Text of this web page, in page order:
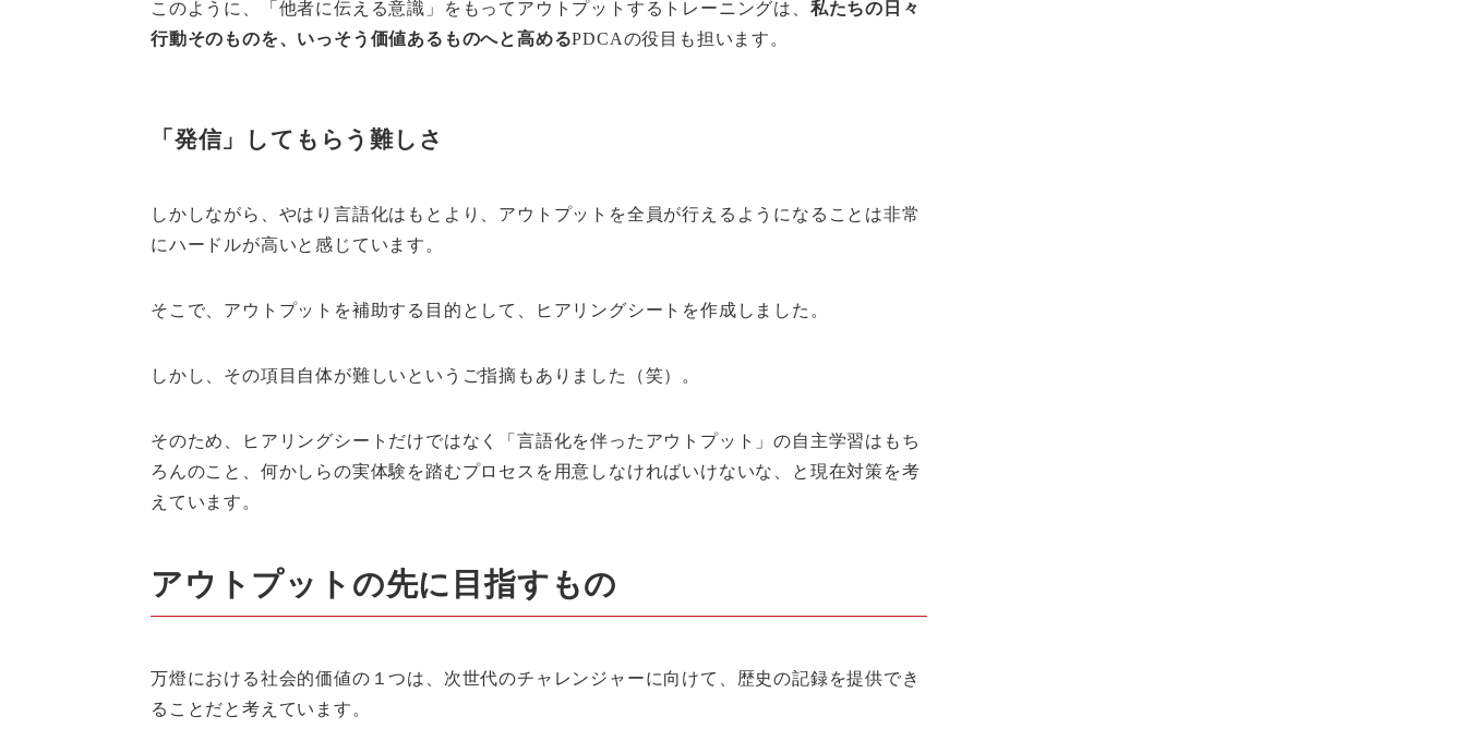
このように、「他者に伝える意識」をもってアウトプットするトレーニングは、 私たちの日々
行動そのものを、いっそう価値あるものへと高めるPDCAの役目も担います。
「発信」してもらう難しさ
しかしながら、やはり言語化はもとより、アウトプットを全員が行えるようになることは非常
にハードルが高いと感じています。
そこで、アウトプットを補助する目的として、ヒアリングシートを作成しました。
しかし、その項目自体が難しいというご指摘もありました（笑）。
そのため、ヒアリングシートだけではなく「言語化を伴ったアウトプット」の自主学習はもち
ろんのこと、何かしらの実体験を踏むプロセスを用意しなければいけないな、と現在対策を考
えています。
アウトプットの先に目指すもの
万燈における社会的価値の１つは、次世代のチャレンジャーに向けて、歴史の記録を提供でき
ることだと考えています。